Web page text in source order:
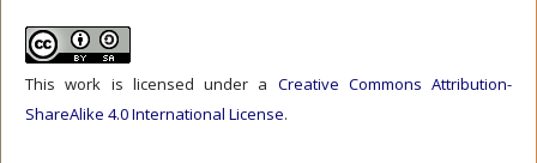
This work is licensed under a Creative Commons Attribution-
ShareAlike 4.0 International License.